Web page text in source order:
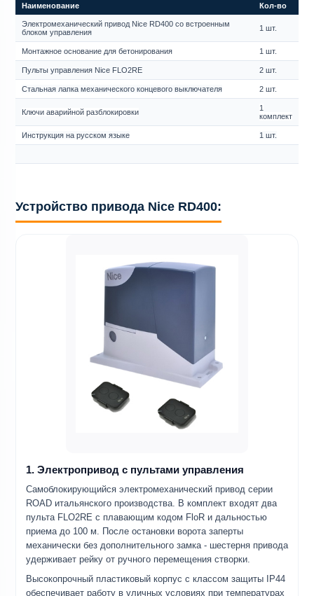
Наименование Кол-во
Электромеханический привод Nice RD400 со встроенным
блоком управления
1 шт.
Монтажное основание для бетонирования 1 шт.
Пульты управления Nice FLO2RE 2 шт.
Стальная лапка механического концевого выключателя 2 шт.
Ключи аварийной разблокировки
1
комплект
Инструкция на русском языке 1 шт.
Устройство привода Nice RD400:
1. Электропривод с пультами управления
Самоблокирующийся электромеханический привод серии
ROAD итальянского производства. В комплект входят два
пульта FLO2RE с плавающим кодом FloR и дальностью
приема до 100 м. После остановки ворота заперты
механически без дополнительного замка - шестерня привода
удерживает рейку от ручного перемещения створки.
Высокопрочный пластиковый корпус с классом защиты IP44
обеспечивает работу в уличных условиях при температурах